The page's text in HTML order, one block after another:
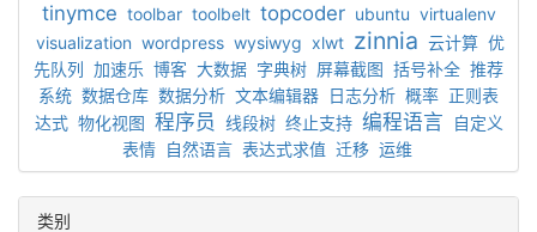
tinymce toolbar toolbelt topcoder ubuntu virtualenv
visualization wordpress wysiwyg xlwt zinnia 云计算 优
先队列 加速乐 博客 大数据 字典树 屏幕截图 括号补全 推荐
系统 数据仓库 数据分析 文本编辑器 日志分析 概率 正则表
达式 物化视图 程序员 线段树 终止支持 编程语言
自定义
表情 自然语言 表达式求值 迁移 运维
类别